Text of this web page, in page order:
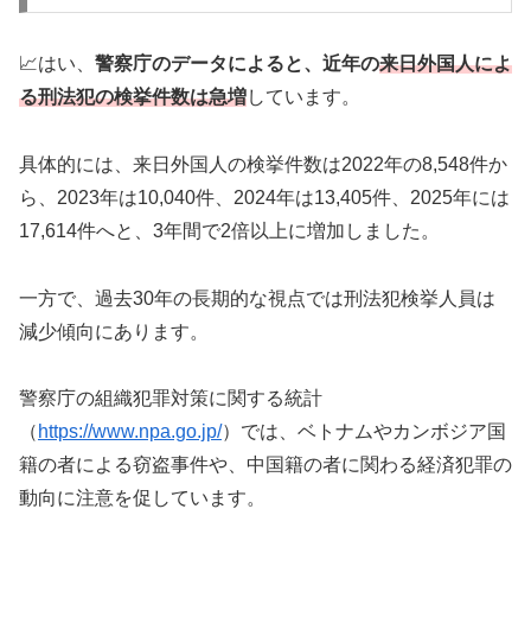
📈はい、 警察庁のデータによると、近年の来日外国人によ
る刑法犯の検挙件数は急増しています。
具体的には、来日外国人の検挙件数は2022年の8,548件か
ら、2023年は10,040件、2024年は13,405件、2025年には
17,614件へと、3年間で2倍以上に増加しました。
一方で、過去30年の長期的な視点では刑法犯検挙人員は
減少傾向にあります。
警察庁の組織犯罪対策に関する統計
（ https://www.npa.go.jp/）では、ベトナムやカンボジア国
籍の者による窃盗事件や、中国籍の者に関わる経済犯罪の
動向に注意を促しています。